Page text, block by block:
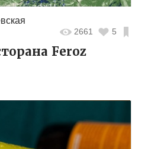
2661 5
Feroz